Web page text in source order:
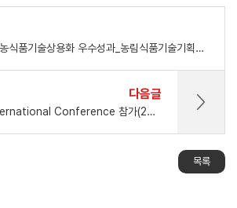
2023년 농식품기술상용화 우수성과_농림식품기술기획평가원 원장상 수상
다음글
The 6th CIGR International Conference 참가(2024.05.20.-05.21)_제주 국제컨벤션센터
목록